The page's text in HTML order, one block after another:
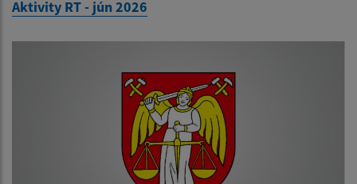
Aktivity RT - jún 2026